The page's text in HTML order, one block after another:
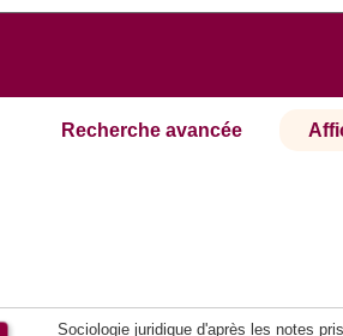
Recherche avancée
Sociologie juridique d'après les notes